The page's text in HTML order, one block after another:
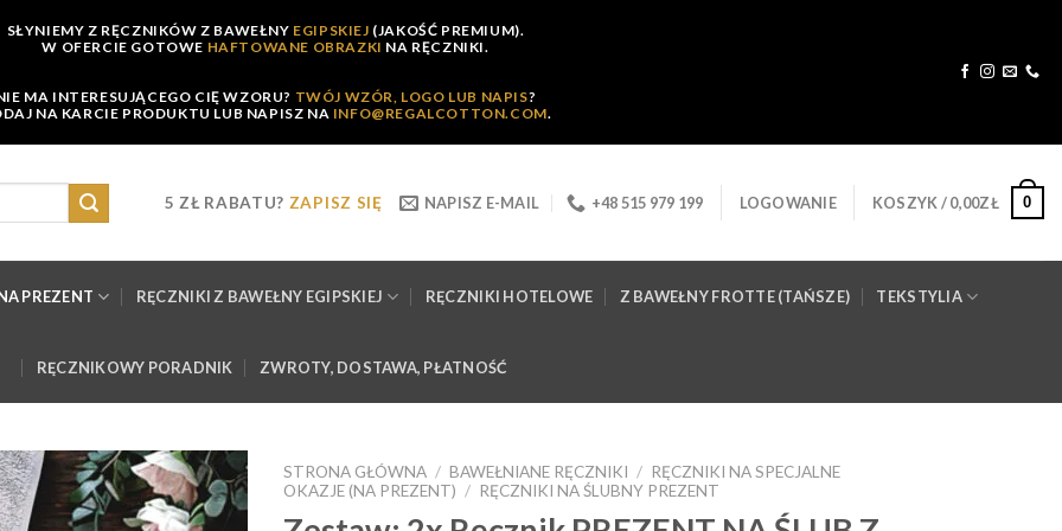
SŁYNIEMY Z RĘCZNIKÓW Z BAWEŁNY EGIPSKIEJ (JAKOŚĆ PREMIUM).
W OFERCIE GOTOWE HAFTOWANE OBRAZKI NA RĘCZNIKI.
MA INTERESUJĄCEGO CIĘ WZORU? TWÓJ WZÓR, LOGO LUB NAPIS?
NA KARCIE PRODUKTU LUB NAPISZ NA INFO@REGALCOTTON.COM.
5 ZŁ RABATU? ZAPISZ SIĘ NAPISZ E-MAIL +48 515 979 199 LOGOWANIE KOSZYK /0,00ZŁ 0
PREZENT RĘCZNIKI Z BAWEŁNY EGIPSKIEJ RĘCZNIKI HOTELOWE Z BAWEŁNY FROTTE (TAŃSZE) TEKSTYLIA
RĘCZNIKOWY PORADNIK ZWROTY, DOSTAWA, PŁATNOŚĆ
STRONA GŁÓWNA / BAWEŁNIANE RĘCZNIKI / RĘCZNIKI NA SPECJALNE
OKAZJE (NA PREZENT) / RĘCZNIKI NA ŚLUBNY PREZENT